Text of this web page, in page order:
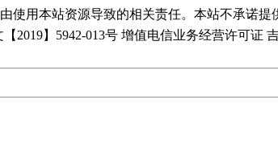
用本站资源导致的相关责任。本站不承诺提
】5942-013号 增值电信业务经营许可证